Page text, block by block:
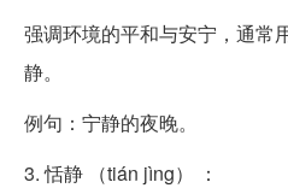
强调环境的平和与安宁，通常
静。
例句：宁静的夜晚。
3. 恬静 （tián jìng） ：